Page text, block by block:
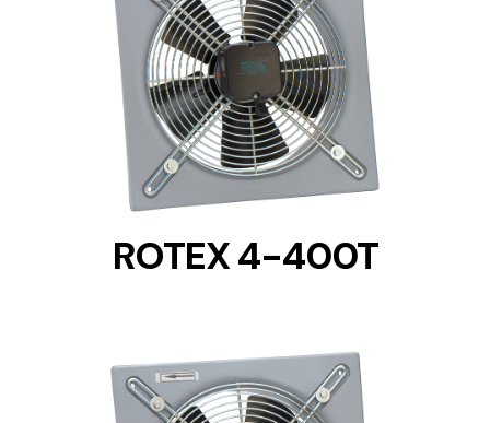
DETAILS
ROTEX 4-400T